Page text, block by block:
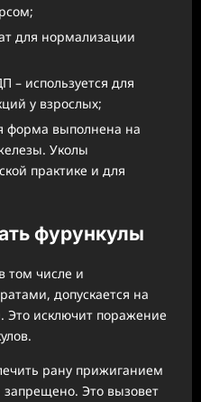
для нормализации
– используется для
у взрослых;
форма выполнена на
Уколы
практике и для
фурункулы
том числе и
допускается на
Это исключит поражение
рану прижиганием
Это вызовет